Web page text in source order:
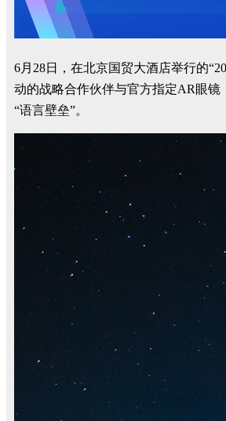
6月28日，在北京国贸大酒店举行的
动的战略合作伙伴与官方指定AR眼镜
“语言壁垒”。